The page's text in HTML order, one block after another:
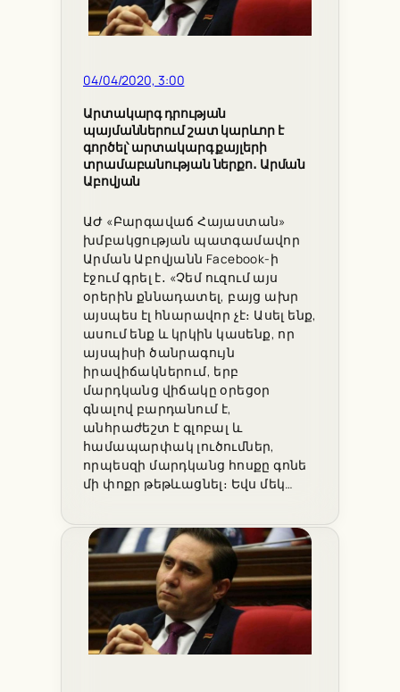
04/04/2020, 3:00
Արտակարգ դրության
պայմաններում շատ կարևոր է
գործել՝ արտակարգ քայլերի
տրամաբանության ներքո․ Արման
Աբովյան
ԱԺ «Բարգավաճ Հայաստան»
խմբակցության պատգամավոր
Արման Աբովյանն Facebook-ի
էջում գրել է․ «Չեմ ուզում այս
օրերին քննադատել, բայց ախր
այսպես էլ հնարավոր չէ։ Ասել ենք,
ասում ենք և կրկին կասենք, որ
այսպիսի ծանրագույն
իրավիճակներում, երբ
մարդկանց վիճակը օրեցօր
գնալով բարդանում է,
անհրաժեշտ է գլոբալ և
համապարփակ լուծումներ,
որպեսզի մարդկանց հոսքը գոնե
մի փոքր թեթևացնել։ Եվս մեկ…